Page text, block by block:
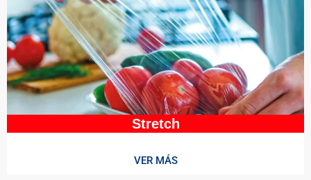
Stretch
VER MÁS